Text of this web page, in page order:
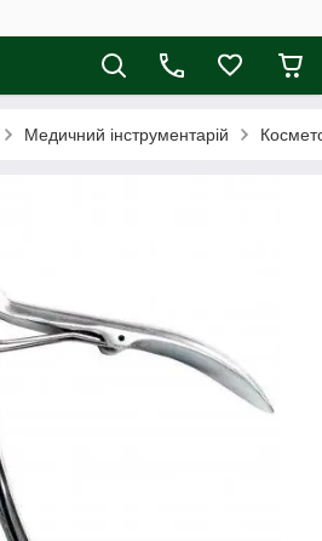
Медичний інструментарій